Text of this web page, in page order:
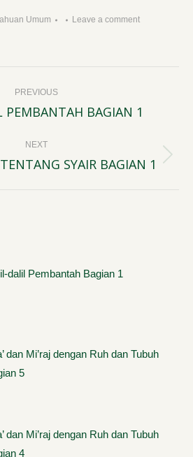
Umum Leave a comment
PREVIOUS
Previous
PEMBANTAH BAGIAN 1
NEXT
Next SYAIR BAGIAN 1
dalil Pembantah Bagian 1
dan Mi’raj dengan Ruh dan Tubuh
5
dan Mi’raj dengan Ruh dan Tubuh
4